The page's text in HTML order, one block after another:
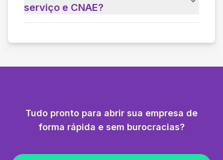
serviço e CNAE?
Tudo pronto para abrir sua empresa de
forma rápida e sem burocracias?